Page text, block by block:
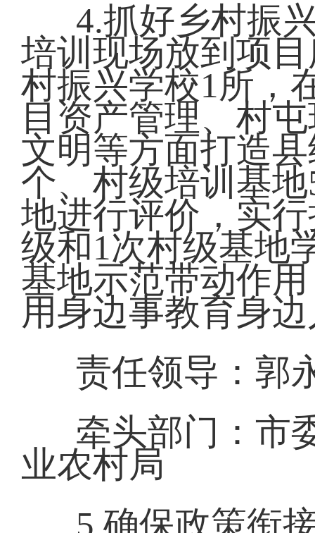
4.抓好乡村振
培训现场放到项
村振兴学校1所，
目资产管理、村
文明等方面打造
个、村级培训基
地进行评价，实
级和1次村级基地
基地示范带动作
用身边事教育身
责任领导：郭
牵头部门：市
业农村局
5.确保政策衔